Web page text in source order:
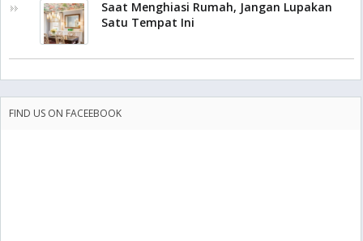
Saat Menghiasi Rumah, Jangan Lupakan
Satu Tempat Ini
FIND US ON FACEEBOOK